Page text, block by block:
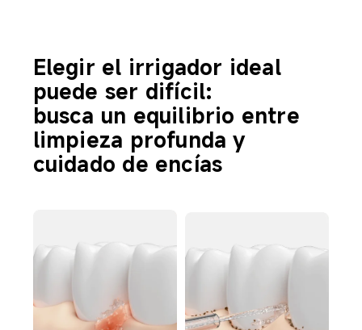
Elegir el irrigador ideal
puede ser difícil:
busca un equilibrio entre
limpieza profunda y
cuidado de encías